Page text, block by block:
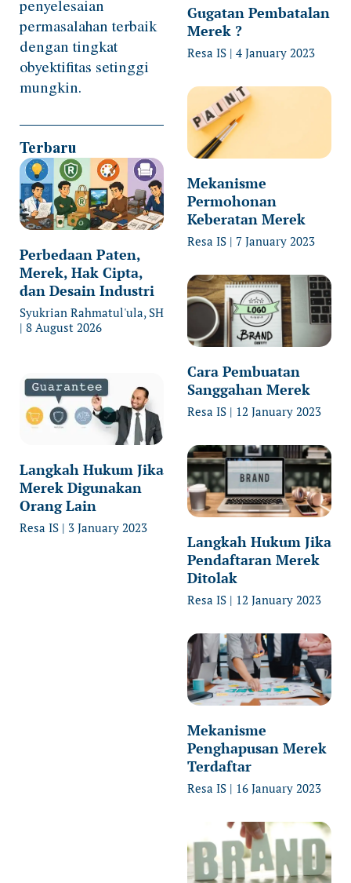
penyelesaian
permasalahan terbaik
dengan tingkat
obyektifitas setinggi
mungkin.
Terbaru
Perbedaan Paten,
Merek, Hak Cipta,
dan Desain Industri
Syukrian Rahmatul'ula, SH
8 August 2026
Langkah Hukum Jika
Merek Digunakan
Orang Lain
Resa IS 3 January 2023
Gugatan Pembatalan
Merek ?
Resa IS 4 January 2023
Mekanisme
Permohonan
Keberatan Merek
Resa IS 7 January 2023
Cara Pembuatan
Sanggahan Merek
Resa IS 12 January 2023
Langkah Hukum Jika
Pendaftaran Merek
Ditolak
Resa IS 12 January 2023
Mekanisme
Penghapusan Merek
Terdaftar
Resa IS 16 January 2023